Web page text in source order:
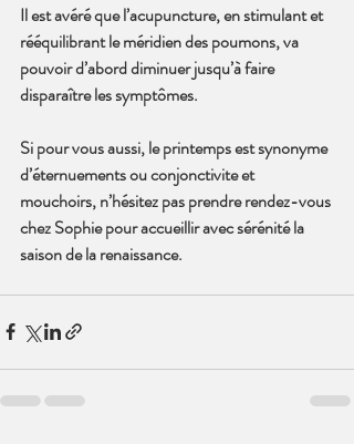
Il est avéré que l’acupuncture, en stimulant et
rééquilibrant le méridien des poumons, va
pouvoir d’abord diminuer jusqu’à faire
disparaître les symptômes.
Si pour vous aussi, le printemps est synonyme
d’éternuements ou conjonctivite et
mouchoirs, n’hésitez pas prendre rendez-vous
chez Sophie pour accueillir avec sérénité la
saison de la renaissance.